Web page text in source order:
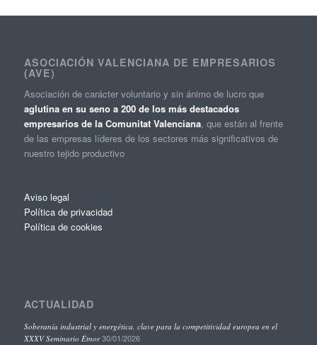
ASOCIACIÓN VALENCIANA DE EMPRESARIOS
(AVE)
Asociación de carácter voluntario y sin ánimo de lucro que
aglutina en su seno a 200 de los más destacados
empresarios de la Comunitat Valenciana, que están al frente
de las empresas líderes de los sectores más significativos de
nuestro tejido productivo
Aviso legal
Política de privacidad
Política de cookies
ACTUALIDAD
Soberanía industrial y energética, clave para la competitividad europea en el
XXXV Seminario Étnor 30/01/2026